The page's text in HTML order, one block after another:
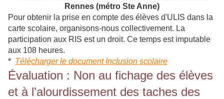
Rennes (métro Ste Anne)
Pour obtenir la prise en compte des élèves d'ULIS dans la
carte scolaire, organisons-nous collectivement. La
participation aux RIS est un droit. Ce temps est imputable
aux 108 heures.
* Télécharger le document Inclusion scolaire
Évaluation : Non au fichage des élèves
et à l’alourdissement des taches des